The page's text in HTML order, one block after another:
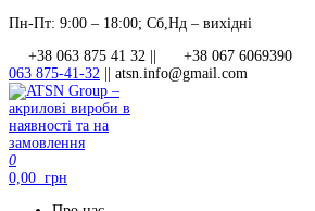
Перейти
контенту
Пн-Пт: 9:00 – 18:00; Сб,Нд – вихідні
+38 063 875 41 32 ||
+38 067 6069390
063 875-41-32
atsn.info@gmail.com
ATSN Group – акрилові вироби в наявності та
0
0,00 грн